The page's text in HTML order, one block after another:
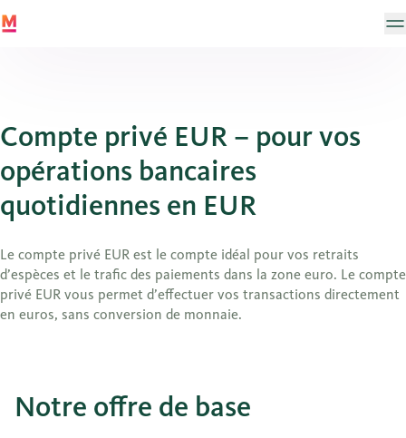
Compte privé EUR – pour vos
opérations bancaires
quotidiennes en EUR
Le compte privé EUR est le compte idéal pour vos retraits
d’espèces et le trafic des paiements dans la zone euro. Le compte
privé EUR vous permet d’effectuer vos transactions directement
en euros, sans conversion de monnaie.
Notre offre de base